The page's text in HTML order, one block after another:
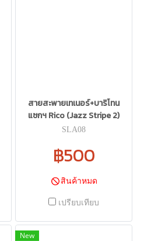
สายสะพายเทเนอร์+บาริโทน
แซกฯ Rico (Jazz Stripe 2)
SLA08
฿500
สินค้าหมด
เปรียบเทียบ
New